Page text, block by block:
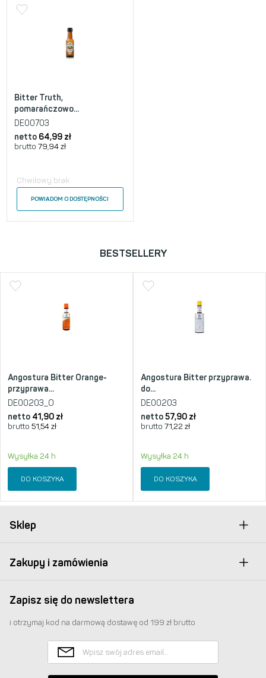
Bitter Truth,
pomarańczowo...
DE00703
netto 64,99 zł
brutto 79,94 zł
Chwilowy brak
POWIADOM O DOSTĘPNOŚCI
BESTSELLERY
Angostura Bitter Orange-
przyprawa...
DE00203_O
netto 41,90 zł
brutto 51,54 zł
Wysyłka 24 h
DO KOSZYKA
Angostura Bitter przyprawa.
do...
DE00203
netto57,90 zł
brutto 71,22 zł
Wysyłka 24 h
DO KOSZYKA
Sklep
Zakupy i zamówienia
Zapisz się do newslettera
i otrzymaj kod na darmową dostawę od 199 zł brutto